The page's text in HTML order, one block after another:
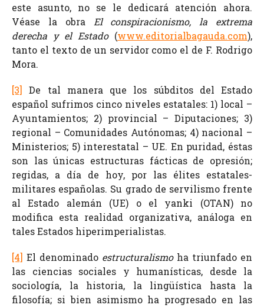
este asunto, no se le dedicará atención ahora.
Véase la obra
El conspiracionismo, la extrema
derecha y el Estado(www.editorialbagauda.com),
tanto el texto de un servidor como el de F. Rodrigo
Mora.
[3] De tal manera que los súbditos del Estado
español sufrimos cinco niveles estatales: 1) local –
Ayuntamientos; 2) provincial – Diputaciones; 3)
regional – Comunidades Autónomas; 4) nacional –
Ministerios; 5) interestatal – UE. En puridad, éstas
son las únicas estructuras fácticas de opresión;
regidas, a día de hoy, por las élites estatales-
militares españolas. Su grado de servilismo frente
al Estado alemán (UE) o el yanki (OTAN) no
modifica esta realidad organizativa, análoga en
tales Estados hiperimperialistas.
[4] El denominado estructuralismoha triunfado en
las ciencias sociales y humanísticas, desde la
sociología, la historia, la lingüística hasta la
filosofía; si bien asimismo ha progresado en las